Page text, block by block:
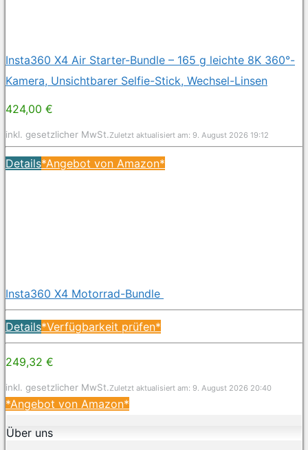
Insta360 X4 Air Starter-Bundle – 165 g leichte 8K 360°-
Kamera, Unsichtbarer Selfie-Stick, Wechsel-Linsen
424,00 €
inkl. gesetzlicher MwSt.Zuletzt aktualisiert am: 9. August 2026 19:12
Details*Angebot von Amazon*
Insta360 X4 Motorrad-Bundle
Details*Verfügbarkeit prüfen*
249,32 €
inkl. gesetzlicher MwSt.Zuletzt aktualisiert am: 9. August 2026 20:40
*Angebot von Amazon*
Über uns